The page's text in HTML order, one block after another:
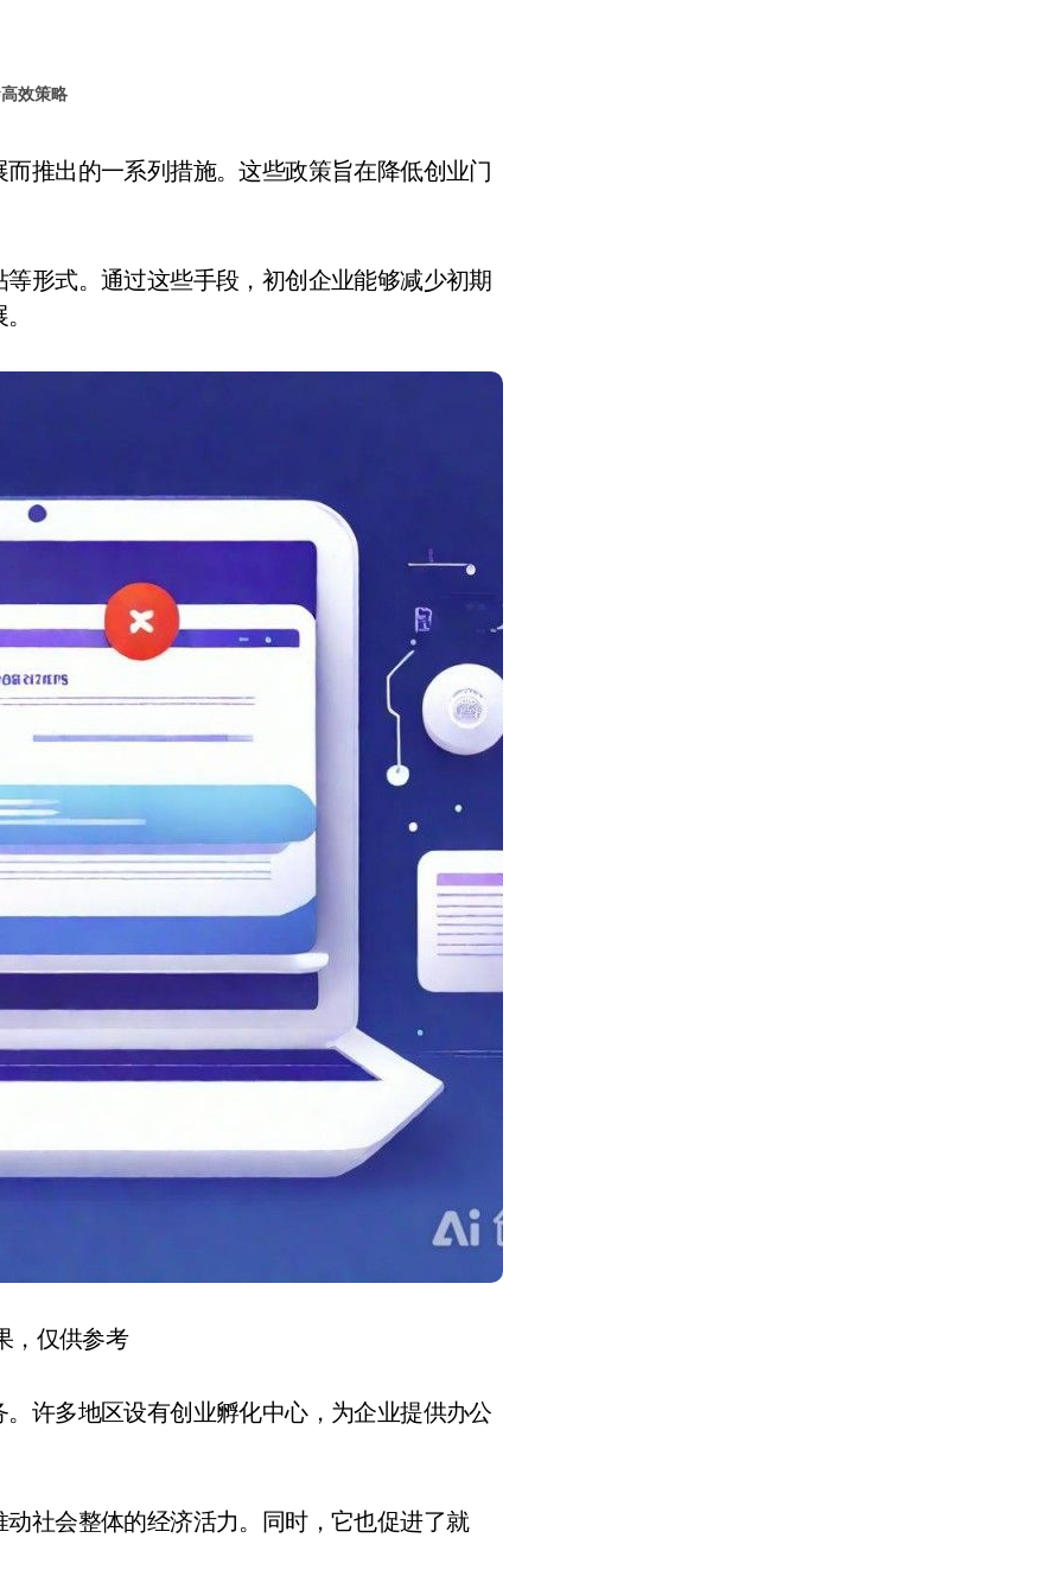
高效策略
形式。通过这些手段，初创企业能够减少初期
，仅供参考
许多地区设有创业孵化中心，为企业提供办公
社会整体的经济活力。同时，它也促进了就